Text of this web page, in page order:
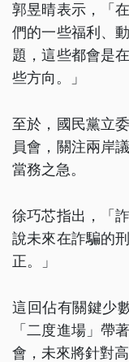
郭昱晴表示，「
們的一些福利、
題，這些都會是
些方向。」
至於，國民黨立
員會，關注兩岸
當務之急。
徐巧芯指出，「
說未來在詐騙的
正。」
這回佔有關鍵少
「二度進場」帶
會，未來將針對